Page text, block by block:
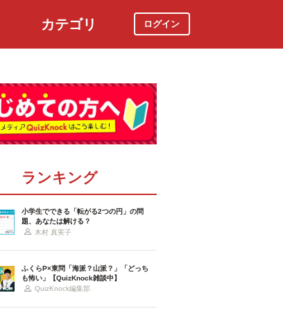
カテゴリ ログイン
ランキング
小学生でできる「転がる2つの円」の問
題、あなたは解ける？
木村 真実子
ふくらP×東問「海派？山派？」「どっち
も怖い」【QuizKnock雑談中】
QuizKnock編集部